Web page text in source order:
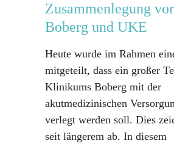
Zusammenlegung
Boberg und UKE
Heute wurde im Rahmen
mitgeteilt, dass ein großer
Klinikums Boberg mit der
akutmedizinischen
verlegt werden soll. Dies
seit längerem ab. In diesem